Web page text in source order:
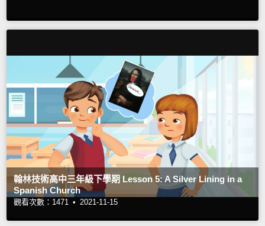
翰林技術高中三年級下學期 Lesson 5: A Silver Lining in a
Spanish Church
觀看次數：1471 • 2021-11-15